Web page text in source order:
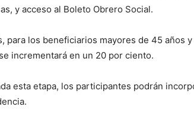
y acceso al Boleto Obrero Social.
para los beneficiarios mayores de 45 años
incrementará en un 20 por ciento.
esta etapa, los participantes podrán